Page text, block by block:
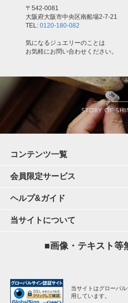
〒542-0081
大阪府大阪市中央区南船場2-7-21
TEL: 0120-180-082
気になるジュエリーのことは
お気軽にお問い合わせください。
コンテンツ一覧
会員限定サービス
ヘルプ&ガイド
当サイトについて
■画像・テキスト等
当サイトはグローバ
用しています。